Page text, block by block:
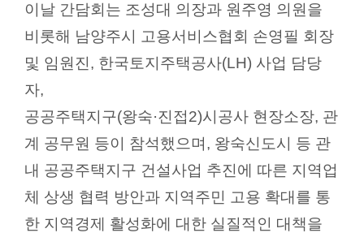
인
터
넷
방
송
의
회
자
료
실
이날 간담회는 조성대 의장과 원주영 의원을
비롯해 남양주시 고용서비스협회 손영필 회장
및 임원진, 한국토지주택공사(LH) 사업 담당
자,
공공주택지구(왕숙·진접2)시공사 현장소장, 관
계 공무원 등이 참석했으며 , 왕숙신도시 등 관
내 공공주택지구 건설사업 추진에 따른 지역업
체 상생 협력 방안과 지역주민 고용 확대를 통
한 지역경제 활성화에 대한 실질적인 대책을